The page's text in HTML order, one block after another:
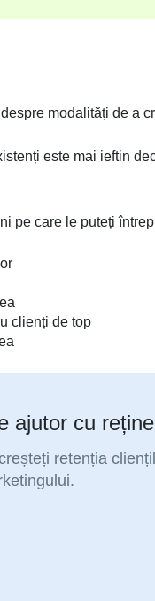
modalități de a
este mai ieftin
pe care le puteți
clienți de top
ajutor cu
retenția